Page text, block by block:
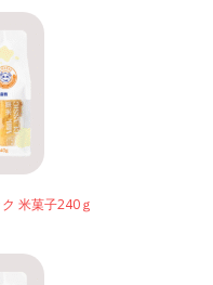
米菓子240ｇ